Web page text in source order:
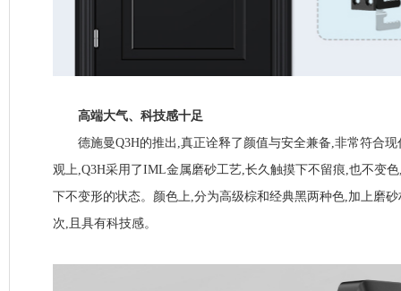
高端大气、科技感十足
德施曼Q3H的推出,真正诠释了颜值与安全兼备,非常符合现
观上,Q3H采用了IML金属磨砂工艺,长久触摸下不留痕,也不变
下不变形的状态。颜色上,分为高级棕和经典黑两种色,加上磨
次,且具有科技感。